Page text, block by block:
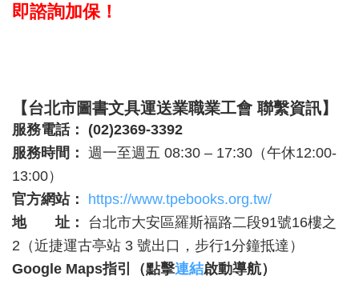
即諮詢加保！
【台北市圖書文具運送業職業工會 聯繫資訊】
服務電話：
(02)2369-3392
服務時間： 週一至週五 08:30 – 17:30（午休12:00-
13:00）
官方網站：
https://www.tpebooks.org.tw/
地 址：
台北市大安區羅斯福路二段91號16樓之
2（近捷運古亭站 3 號出口，步行1分鐘抵達）
Google Maps指引（點擊連結啟動導航）